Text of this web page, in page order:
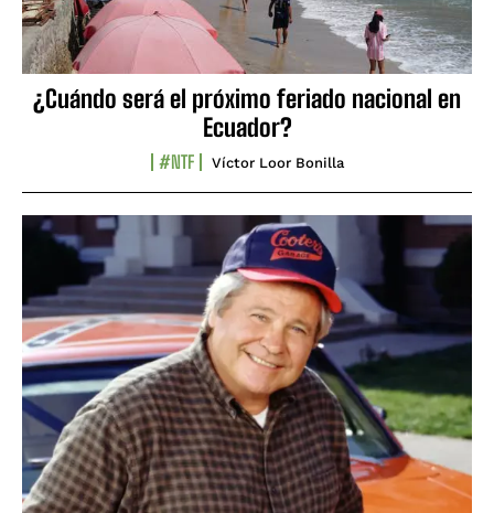
¿Cuándo será el próximo feriado nacional en
Ecuador?
#NTF Víctor Loor Bonilla